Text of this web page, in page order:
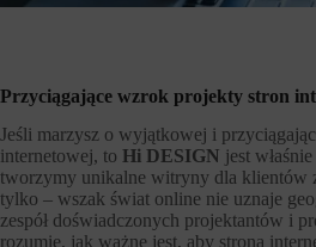
Przyciągające wzrok projekty stron
Jeśli marzysz o wyjątkowej i
internetowej, to Hi DESIGN jest
tworzymy unikalne witryny dla klientów
tylko – wszak świat online nie uznaje
zespół doświadczonych projektantów i
rozumie, jak ważne jest, aby strona